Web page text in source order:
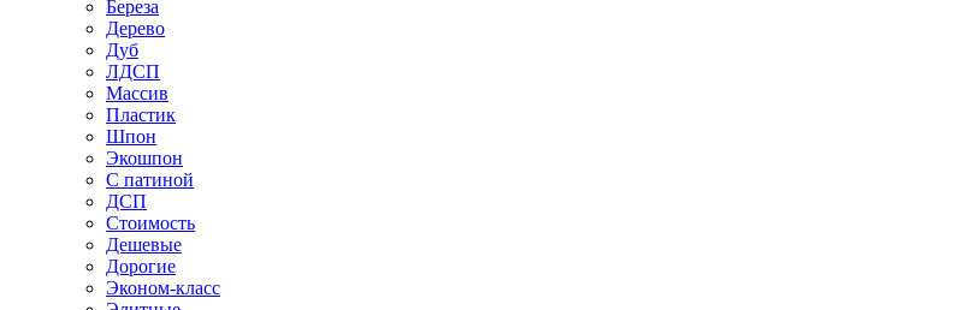
Береза
Дерево
Дуб
ЛДСП
Массив
Пластик
Шпон
Экошпон
С патиной
ДСП
Стоимость
Дешевые
Дорогие
Эконом-класс